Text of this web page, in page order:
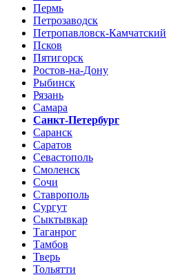
Пермь
Петрозаводск
Петропавловск-Камчатский
Псков
Пятигорск
Ростов-на-Дону
Рыбинск
Рязань
Самара
Санкт-Петербург
Саранск
Саратов
Севастополь
Смоленск
Сочи
Ставрополь
Сургут
Сыктывкар
Таганрог
Тамбов
Тверь
Тольятти